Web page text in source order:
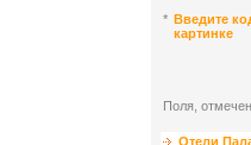
* Введите
картинке
Поля,
Отели